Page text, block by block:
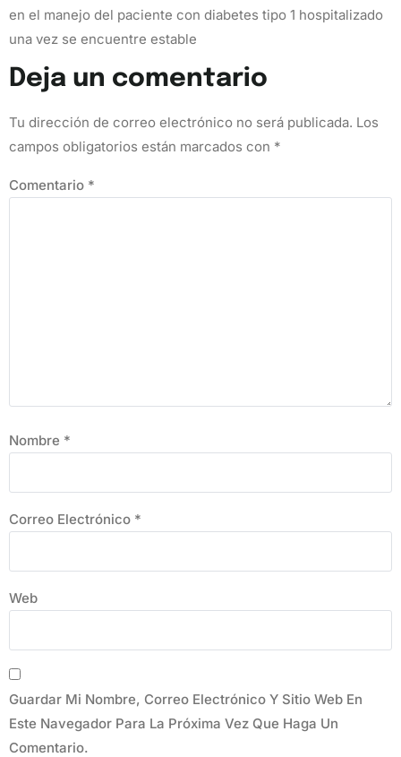
en el manejo del paciente con diabetes tipo 1 hospitalizado
una vez se encuentre estable
Deja un comentario
Tu dirección de correo electrónico no será publicada. Los
campos obligatorios están marcados con *
Comentario *
Nombre *
Correo Electrónico *
Web
Guardar Mi Nombre, Correo Electrónico Y Sitio Web En
Este Navegador Para La Próxima Vez Que Haga Un
Comentario.